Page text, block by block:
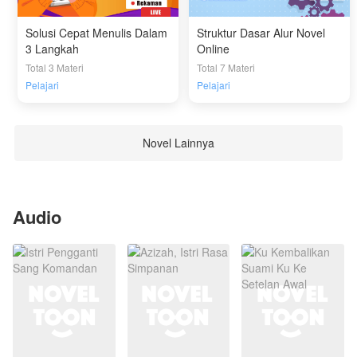
Solusi Cepat Menulis Dalam
3 Langkah
Total 3 Materi
Pelajari
Struktur Dasar Alur Novel
Online
Total 7 Materi
Pelajari
Novel Lainnya
Audio